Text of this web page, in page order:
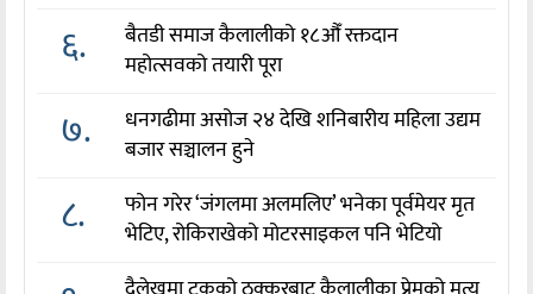
६.
बैतडी समाज कैलालीको १८औँ रक्तदान
महोत्सवको तयारी पूरा
७.
धनगढीमा असोज २४ देखि शनिबारीय महिला उद्यम
बजार सञ्चालन हुने
८.
फोन गरेर ‘जंगलमा अलमलिए’ भनेका पूर्वमेयर मृत
भेटिए, रोकिराखेको मोटरसाइकल पनि भेटियो